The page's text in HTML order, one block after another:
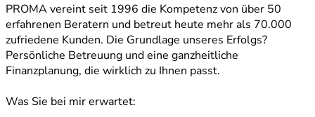
PROMA vereint seit 1996 die Kompetenz von über 50
erfahrenen Beratern und betreut heute mehr als 70.000
zufriedene Kunden. Die Grundlage unseres Erfolgs?
Persönliche Betreuung und eine ganzheitliche
Finanzplanung, die wirklich zu Ihnen passt.
Was Sie bei mir erwartet: